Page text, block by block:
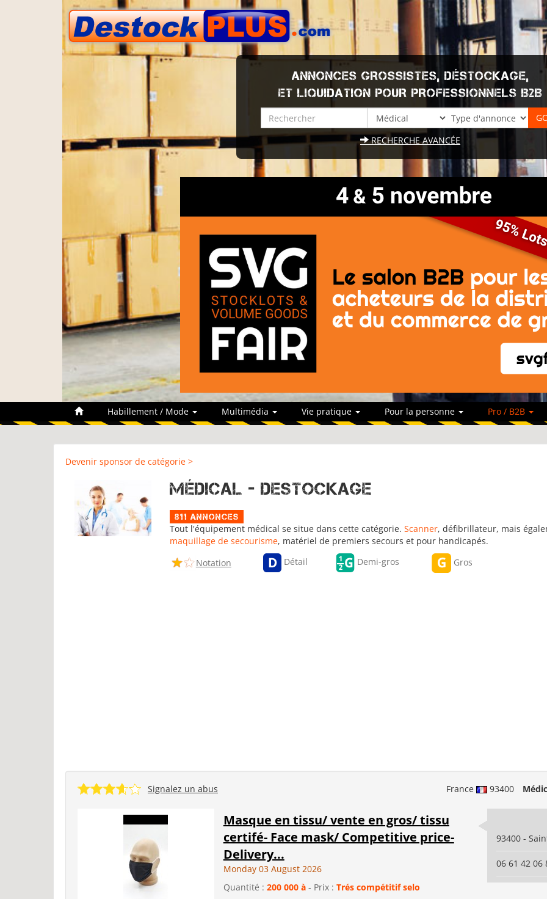
ANNONCES GROSSISTES, DÉSTOCKAGE,
ET LIQUIDATION POUR PROFESSIONNELS B2B
RECHERCHE AVANCÉE
Habillement / Mode Multimédia Vie pratique Pour la personne Pro / B2B
Devenir sponsor de catégorie >
Médical - Destockage
811 Annonces
Tout l'équipement médical se situe dans cette catégorie. Scanner, défibrillateur, mais
maquillage de secourisme, matériel de premiers secours et pour handicapés.
Notation
Détail Demi-gros Gros
France 93400
Signalez un abus
Masque en tissu/ vente en gros/ tissu
certifé- Face mask/ Competitive price-
Delivery...
Monday 03 August 2026
Quantité : 200 000 à - Prix : Trés compétitif selo
93400 -
06 61 42 06